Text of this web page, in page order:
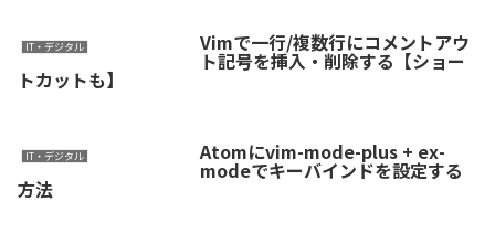
IT・デジタル Vimで一行/複数行にコメントアウ
ト記号を挿入・削除する【ショー
トカットも】
IT・デジタル Atomにvim-mode-plus + ex-
modeでキーバインドを設定する
方法